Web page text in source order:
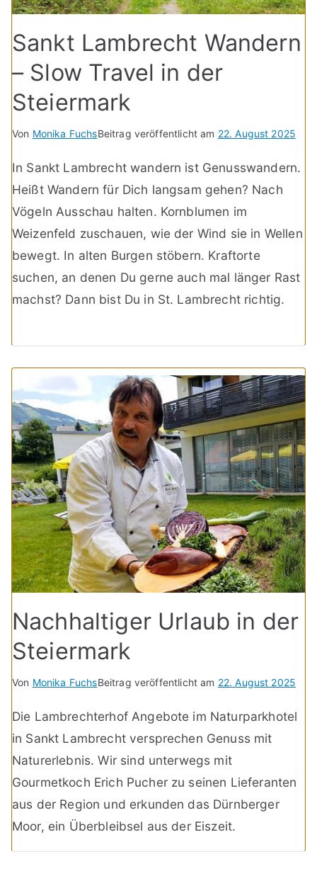
Sankt Lambrecht Wandern
– Slow Travel in der
Steiermark
Von Monika FuchsBeitrag veröffentlicht am 22. August 2025
In Sankt Lambrecht wandern ist Genusswandern.
Heißt Wandern für Dich langsam gehen? Nach
Vögeln Ausschau halten. Kornblumen im
Weizenfeld zuschauen, wie der Wind sie in Wellen
bewegt. In alten Burgen stöbern. Kraftorte
suchen, an denen Du gerne auch mal länger Rast
machst? Dann bist Du in St. Lambrecht richtig.
Nachhaltiger Urlaub in der
Steiermark
Von Monika FuchsBeitrag veröffentlicht am 22. August 2025
Die Lambrechterhof Angebote im Naturparkhotel
in Sankt Lambrecht versprechen Genuss mit
Naturerlebnis. Wir sind unterwegs mit
Gourmetkoch Erich Pucher zu seinen Lieferanten
aus der Region und erkunden das Dürnberger
Moor, ein Überbleibsel aus der Eiszeit.